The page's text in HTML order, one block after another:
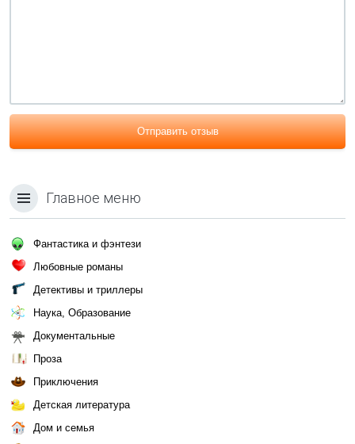
Отправить отзыв
Главное меню
Фантастика и фэнтези
Любовные романы
Детективы и триллеры
Наука, Образование
Документальные
Проза
Приключения
Детская литература
Дом и семья